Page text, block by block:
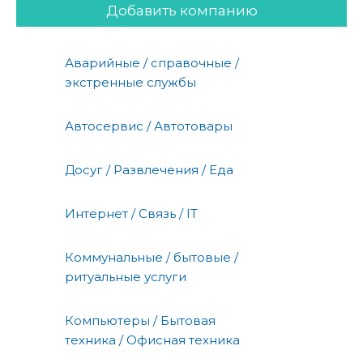
Добавить компанию
Аварийные / справочные /
экстренные службы
Автосервис / Автотовары
Досуг / Развлечения / Еда
Интернет / Связь / IT
Коммунальные / бытовые /
ритуальные услуги
Компьютеры / Бытовая
техника / Офисная техника